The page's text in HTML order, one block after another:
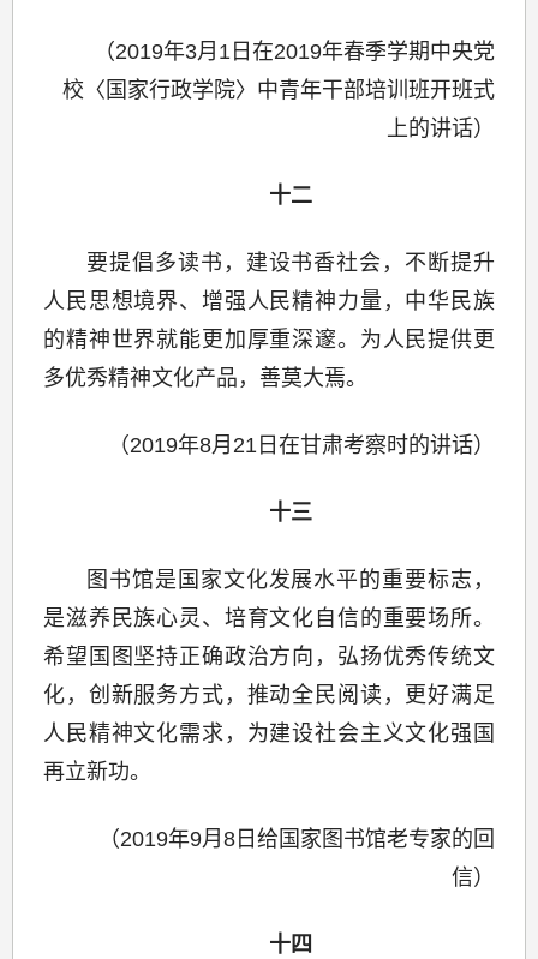
（2019年3月1日在2019年春季学期中央党
校〈国家行政学院〉中青年干部培训班开班式
上的讲话）
十二
要提倡多读书，建设书香社会，不断提升
人民思想境界、增强人民精神力量，中华民族
的精神世界就能更加厚重深邃。为人民提供更
多优秀精神文化产品，善莫大焉。
（2019年8月21日在甘肃考察时的讲话）
十三
图书馆是国家文化发展水平的重要标志，
是滋养民族心灵、培育文化自信的重要场所。
希望国图坚持正确政治方向，弘扬优秀传统文
化，创新服务方式，推动全民阅读，更好满足
人民精神文化需求，为建设社会主义文化强国
再立新功。
（2019年9月8日给国家图书馆老专家的回
信）
十四